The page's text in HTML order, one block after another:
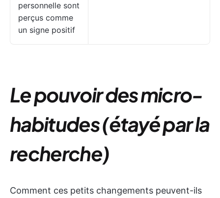
personnelle sont
perçus comme
un signe positif
Le pouvoir des micro-
habitudes (étayé par la
recherche)
Comment ces petits changements peuvent-ils